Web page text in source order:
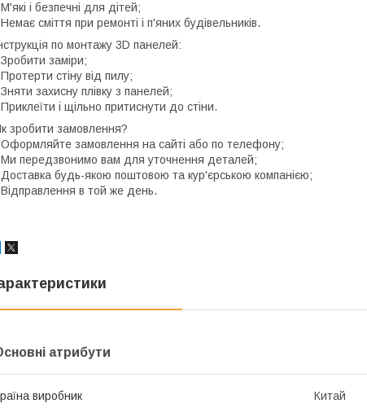
і безпечні для дітей;
сміття при ремонті і п'яних будівельників.
по монтажу 3D панелей:
заміри;
стіну від пилу;
захисну плівку з панелей;
і щільно притиснути до стіни.
зробити замовлення?
замовлення на сайті або по телефону;
передзвонимо вам для уточнення деталей;
будь-якою поштовою та кур'єрською компанією;
в той же день.
атрибути
виробник Китай